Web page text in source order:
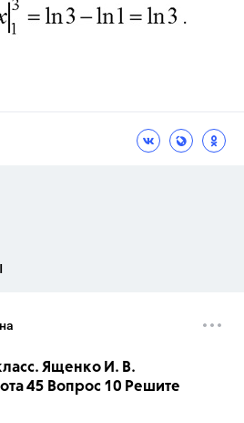
Ященко И. В.
45 Вопрос 10 Решите